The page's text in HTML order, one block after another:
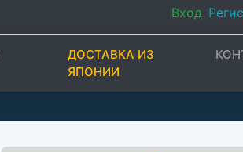
Вход
ДОСТАВКА ИЗ
ЯПОНИИ